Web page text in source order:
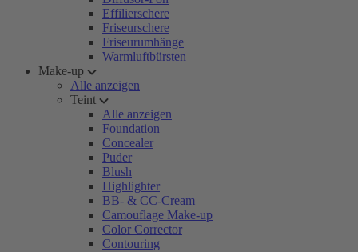
Effilierschere
Friseurschere
Friseurumhänge
Warmluftbürsten
Make-up
Alle anzeigen
Teint
Alle anzeigen
Foundation
Concealer
Puder
Blush
Highlighter
BB- & CC-Cream
Camouflage Make-up
Color Corrector
Contouring